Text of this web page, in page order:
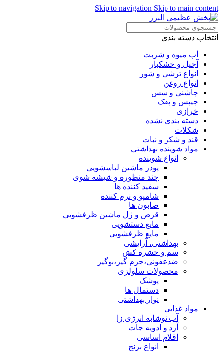
Skip to navigation Skip to main content
انتخاب دسته بندی
آب میوه و شربت
آجیل و خشکبار
انواع ترشی و شور
انواع روغن
چاشنی و سس
چیپس و پفک
خرازی
دسته بندی نشده
شکلات
قند و شکر و نبات
مواد شوینده بهداشتی
انواع شوینده
پودر ماشین لباسشویی
چند منظوره و شیشه شوی
سفید کننده ها
شامپو و نرم کننده
صابون ها
قرص و ژل ماشین ظرفشویی
مایع دستشویی
مایع ظرفشویی
بهداشتی، آرایشی
سم و حشره کش
ضدعفونی،جرم گیر،بوگیر
محصولات سلولزی
پوشک
دستمال ها
نوار بهداشتی
مواد غذایی
آب نوشابه انرژی زا
آرد و ادویه جات
اقلام اساسی
انواع برنج